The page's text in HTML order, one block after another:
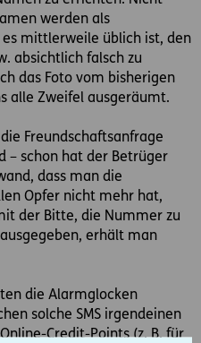
werden als
es mittlerweile üblich ist, den
absichtlich falsch zu
das Foto vom bisherigen
alle Zweifel ausgeräumt.
Freundschaftsanfrage
– schon hat der Betrüger
dass man die
Opfer nicht mehr hat,
der Bitte, die Nummer zu
erhält man
die Alarmglocken
solche SMS irgendeinen
Credit-Points (z. B. für